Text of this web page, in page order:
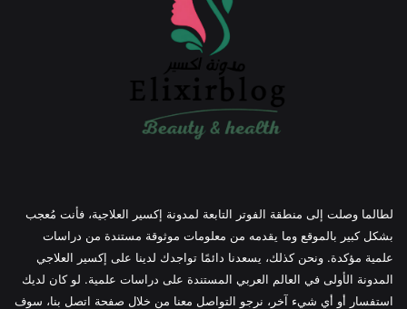
لطالما وصلت إلى منطقة الفوتر التابعة لمدونة إكسير العلاجية، فأنت مُعجب
بشكل كبير بالموقع وما يقدمه من معلومات موثوقة مستندة من دراسات
علمية مؤكدة. ونحن كذلك، يسعدنا دائمًا تواجدك لدينا على إكسير العلاجي
المدونة الأولى في العالم العربي المستندة على دراسات علمية. لو كان لديك
استفسار أو أي شيء آخر، نرجو التواصل معنا من خلال صفحة اتصل بنا، سوف